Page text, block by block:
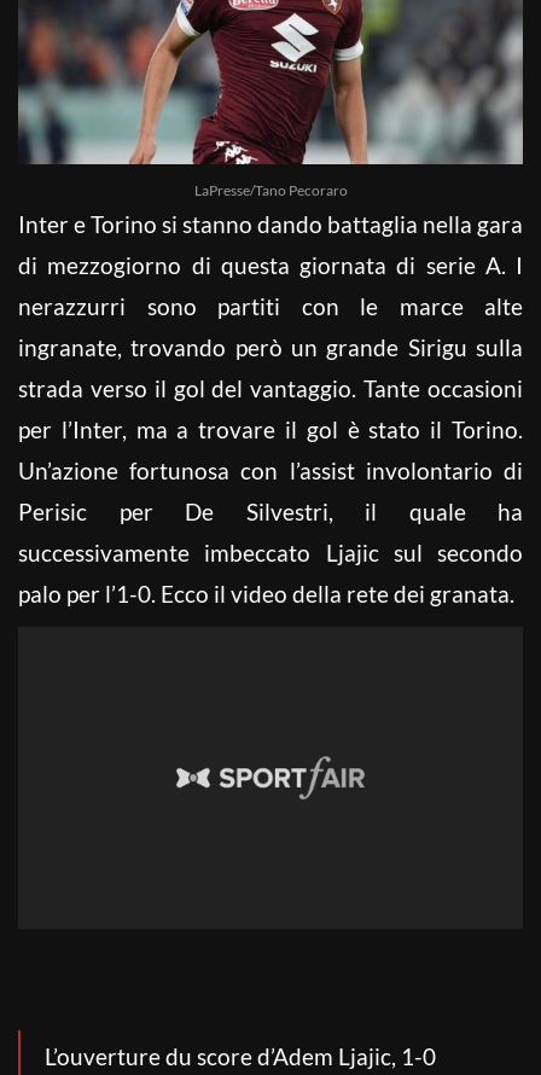
LaPresse/Tano Pecoraro
Inter e Torino si stanno dando battaglia nella gara
di mezzogiorno di questa giornata di serie A. I
nerazzurri sono partiti con le marce alte
ingranate, trovando però un grande Sirigu sulla
strada verso il gol del vantaggio. Tante occasioni
per l’Inter, ma a trovare il gol è stato il Torino.
Un’azione fortunosa con l’assist involontario di
Perisic per De Silvestri, il quale ha
successivamente imbeccato Ljajic sul secondo
palo per l’1-0. Ecco il video della rete dei granata.
L’ouverture du score d’Adem Ljajic, 1-0